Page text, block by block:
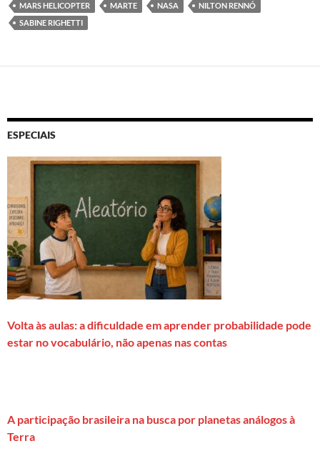
MARS HELICOPTER
MARTE NASA
NILTON RENNÓ
SABINE RIGHETTI
ESPECIAIS
Volta às aulas: a dificuldade em aprender probabilidade pode
estar no vocabulário, não apenas nas contas
A participação brasileira na busca por planetas análogos à
Terra